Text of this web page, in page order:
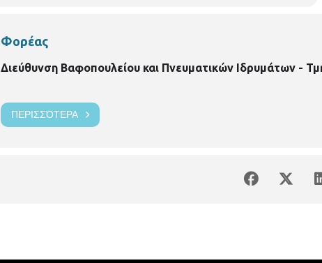
Φορέας
Διεύθυνση Βαφοπουλείου και Πνευματικών Ιδρυμάτων -
ΠΕΡΙΣΣΌΤΕΡΑ